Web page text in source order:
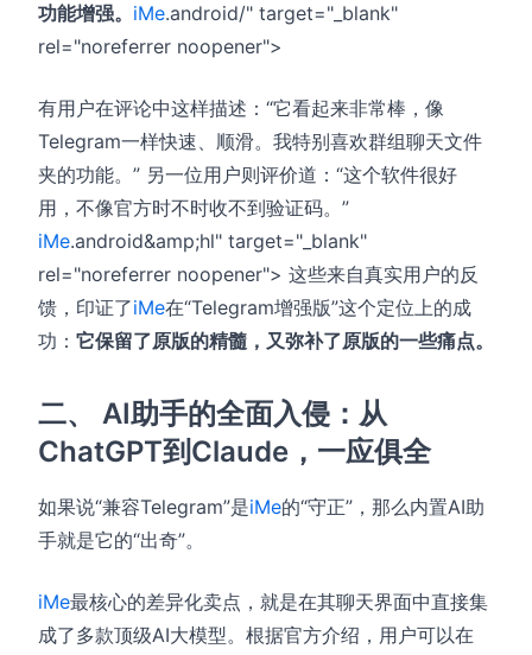
功能增强。 iMe.android/" target="_blank"
rel="noreferrer noopener">
有用户在评论中这样描述：“它看起来非常棒，像
Telegram一样快速、顺滑。我特别喜欢群组聊天文件
夹的功能。” 另一位用户则评价道：“这个软件很好
用，不像官方时不时收不到验证码。”
iMe.android&amp;hl" target="_blank"
rel="noreferrer noopener"> 这些来自真实用户的反
馈，印证了iMe在“Telegram增强版”这个定位上的成
功： 它保留了原版的精髓，又弥补了原版的一些痛点。
二、 AI助手的全面入侵：从
ChatGPT到Claude，一应俱全
如果说“兼容Telegram”是iMe的“守正”，那么内置AI助
手就是它的“出奇”。
iMe最核心的差异化卖点，就是在其聊天界面中直接集
成了多款顶级AI大模型。根据官方介绍，用户可以在